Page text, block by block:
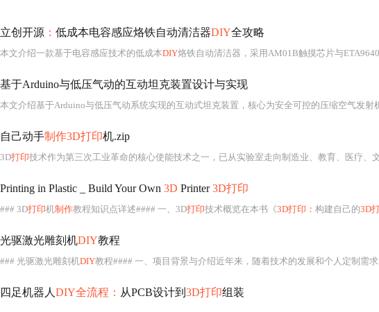
立创开源 ： 低成本电容感应烙铁自动清洁器DIY全攻略
本文介绍一款基于电容感应技术的低成本DIY烙铁自动清洁器，采用AM01B触摸芯片与ETA9640电源管理IC实现隔空触发、低功耗运行及自动启停。系统支持18650电池/USB
基于Arduino与低压气动的互动坦克装置设计与实现
自己动手制作3D打印机.zip
3D打印技术作为第三次工业革命的核心使能技术之一，已从实验室走向制造业、教育、医疗、
Printing in Plastic _ Build Your Own 3D Printer3D打印
### 3D打印机制作教程知识点详述#### 一、3D打印技术概览在本书《3D打印： 构建自己的3D
光驱激光雕刻机DIY教程
### 光驱激光雕刻机DIY教程#### 一、项目背景与介绍近年来，随着技术的发展和个人定制需求
四足机器人 DIY全流程： 从PCB设计到 3D打印组装